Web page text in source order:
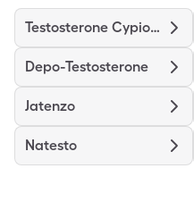
Testosterone Cypionate
Depo-Testosterone
Jatenzo
Natesto